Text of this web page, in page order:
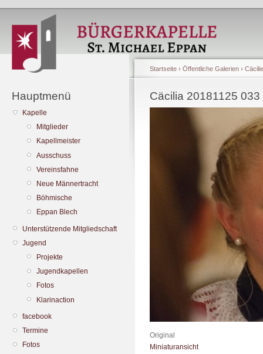
Hauptmenü
Kapelle
Mitglieder
Kapellmeister
Ausschuss
Vereinsfahne
Neue Männertracht
Böhmische
Eppan Blech
Unterstützende Mitgliedschaft
Jugend
Projekte
Jugendkapellen
Fotos
Klarinaction
facebook
Termine
Fotos
Startseite › Öffentliche Galerien ›
Cäcilia 20181125 033
Original
Miniaturansicht